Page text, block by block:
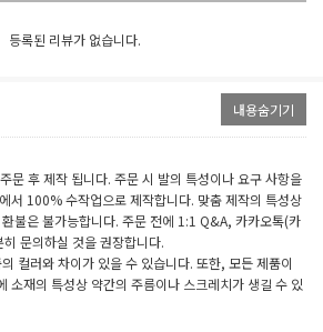
등록된 리뷰가 없습니다.
내용숨기기
문 후 제작 됩니다. 주문 시 발의 특성이나 요구 사항을
서 100% 수작업으로 제작합니다. 맞춤 제작의 특성상
불은 불가능합니다. 주문 전에 1:1 Q&A, 카카오톡(카
문의하실 것을 권장합니다.
컬러와 차이가 있을 수 있습니다. 또한, 모든 제품이
소재의 특성상 약간의 주름이나 스크레치가 생길 수 있